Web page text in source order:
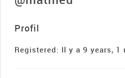
Profil
Registered: Il y a 9 years, 1